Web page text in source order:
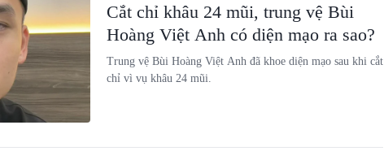
Cắt chỉ khâu 24 mũi, trung vệ Bùi
Hoàng Việt Anh có diện mạo ra sao?
Trung vệ Bùi Hoàng Việt Anh đã khoe diện mạo sau khi cắt
chỉ vì vụ khâu 24 mũi.